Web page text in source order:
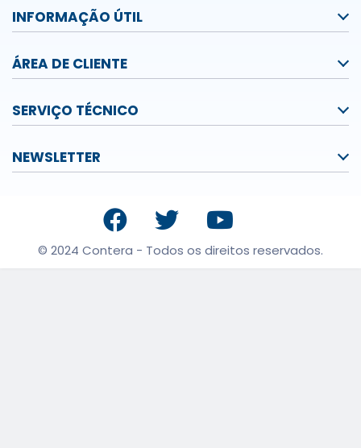
INFORMAÇÃO ÚTIL
ÁREA DE CLIENTE
SERVIÇO TÉCNICO
NEWSLETTER
© 2024 Contera - Todos os direitos reservados.